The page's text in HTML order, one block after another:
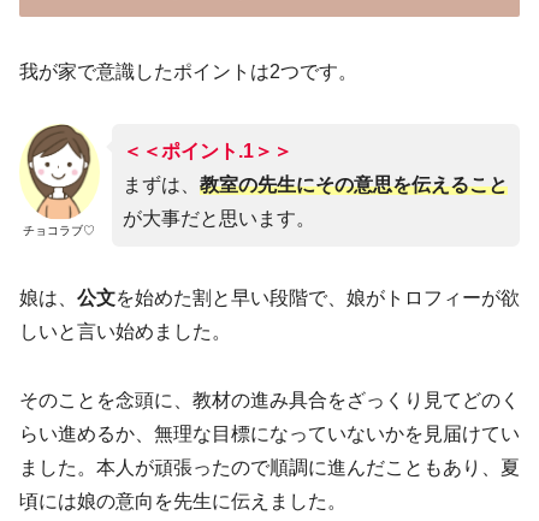
我が家で意識したポイントは2つです。
チョコラブ♡
＜＜ポイント.1＞＞
まずは、 教室の先生にその意思を伝えること
が大事だと思います。
娘は、 公文を始めた割と早い段階で、娘がトロフィーが欲
しいと言い始めました。
そのことを念頭に、教材の進み具合をざっくり見てどのく
らい進めるか、無理な目標になっていないかを見届けてい
ました。本人が頑張ったので順調に進んだこともあり、夏
頃には娘の意向を先生に伝えました。